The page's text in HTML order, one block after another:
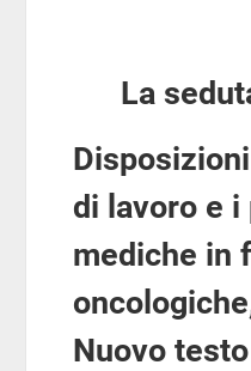
La
di lavoro e
mediche in
Nuovo